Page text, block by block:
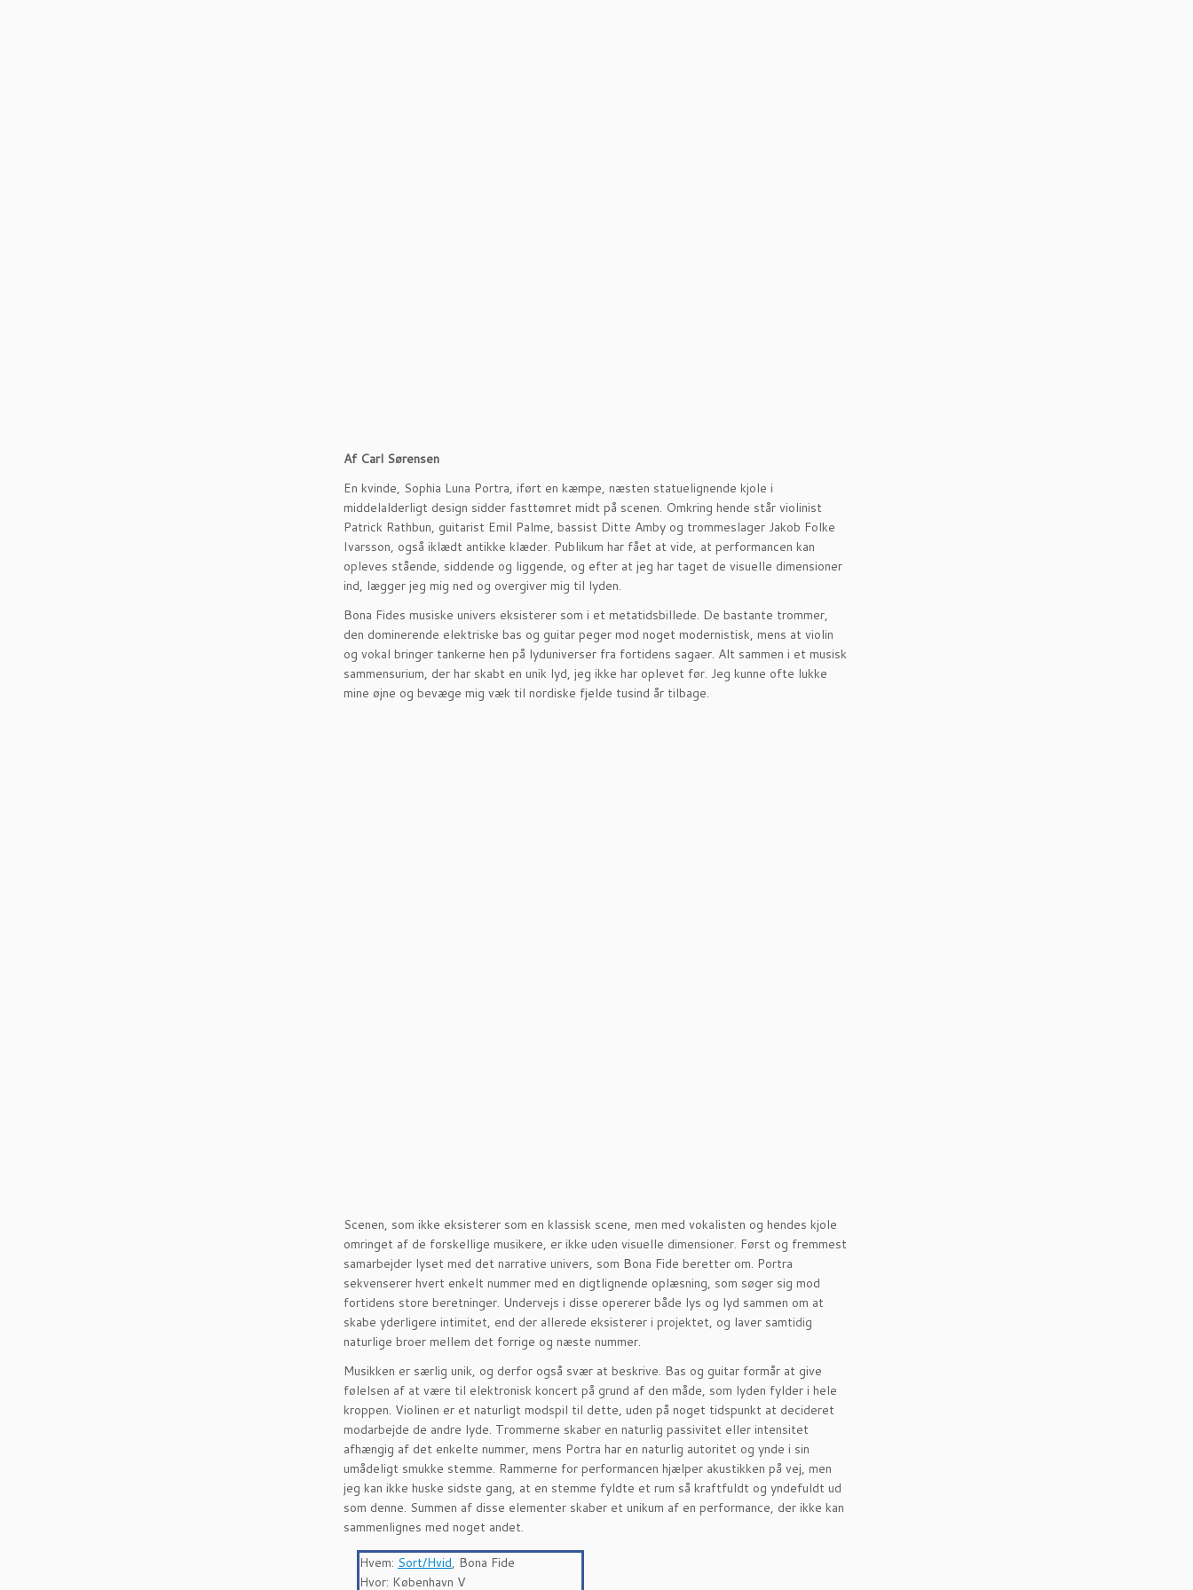
Af Carl Sørensen
En kvinde, Sophia Luna Portra, iført en kæmpe, næsten statuelignende kjole i
middelalderligt design sidder fasttømret midt på scenen. Omkring hende står violinist
Patrick Rathbun, guitarist Emil Palme, bassist Ditte Amby og trommeslager Jakob Folke
Ivarsson, også iklædt antikke klæder. Publikum har fået at vide, at performancen kan
opleves stående, siddende og liggende, og efter at jeg har taget de visuelle dimensioner
ind, lægger jeg mig ned og overgiver mig til lyden.
Bona Fides musiske univers eksisterer som i et metatidsbillede. De bastante trommer,
den dominerende elektriske bas og guitar peger mod noget modernistisk, mens at violin
og vokal bringer tankerne hen på lyduniverser fra fortidens sagaer. Alt sammen i et musisk
sammensurium, der har skabt en unik lyd, jeg ikke har oplevet før. Jeg kunne ofte lukke
mine øjne og bevæge mig væk til nordiske fjelde tusind år tilbage.
Scenen, som ikke eksisterer som en klassisk scene, men med vokalisten og hendes kjole
omringet af de forskellige musikere, er ikke uden visuelle dimensioner. Først og fremmest
samarbejder lyset med det narrative univers, som Bona Fide beretter om. Portra
sekvenserer hvert enkelt nummer med en digtlignende oplæsning, som søger sig mod
fortidens store beretninger. Undervejs i disse opererer både lys og lyd sammen om at
skabe yderligere intimitet, end der allerede eksisterer i projektet, og laver samtidig
naturlige broer mellem det forrige og næste nummer.
Musikken er særlig unik, og derfor også svær at beskrive. Bas og guitar formår at give
følelsen af at være til elektronisk koncert på grund af den måde, som lyden fylder i hele
kroppen. Violinen er et naturligt modspil til dette, uden på noget tidspunkt at decideret
modarbejde de andre lyde. Trommerne skaber en naturlig passivitet eller intensitet
afhængig af det enkelte nummer, mens Portra har en naturlig autoritet og ynde i sin
umådeligt smukke stemme. Rammerne for performancen hjælper akustikken på vej, men
jeg kan ikke huske sidste gang, at en stemme fyldte et rum så kraftfuldt og yndefuldt ud
som denne. Summen af disse elementer skaber et unikum af en performance, der ikke kan
sammenlignes med noget andet.
Hvem: Sort/Hvid, Bona Fide
Hvor: København V